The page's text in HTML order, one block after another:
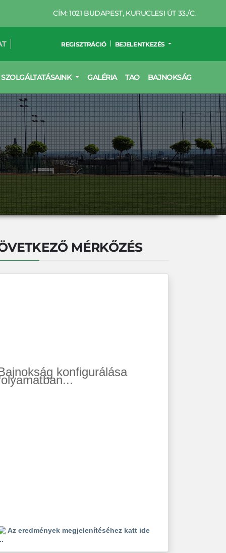
CÍM: 1021 BUDAPEST, KURUCLESI ÚT 33./C.
REGISZTRÁCIÓ BEJELENTKEZÉS
SZOLGÁLTATÁSAINK GALÉRIA TAO BAJNOKSÁG
MÉRKŐZÉS
konfigurálása
Az eredmények megjelenítéséhez katt ide